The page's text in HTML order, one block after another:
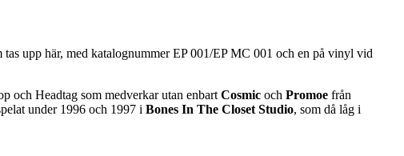
tas upp här, med katalognummer EP 001/EP MC 001 och en på vinyl vid
och Headtag som medverkar utan enbart Cosmic och Promoe från
under 1996 och 1997 i Bones In The Closet Studio, som då låg i